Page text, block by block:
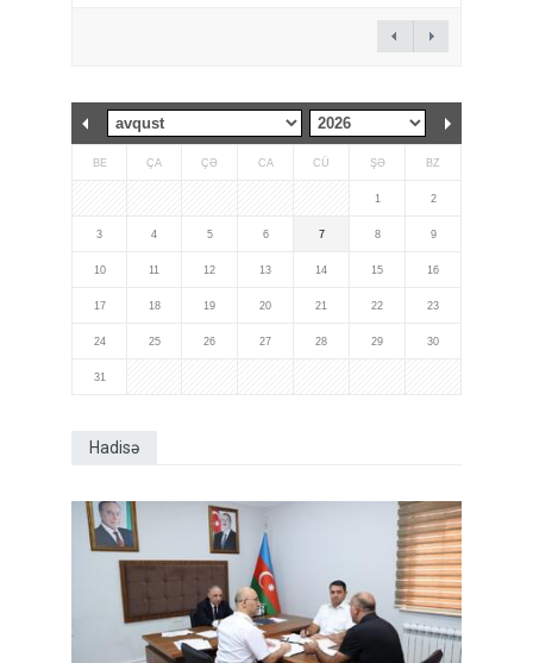
BE ÇA ÇƏ CA CÜ ŞƏ BZ
1 2
3 4 5 6 7 8 9
10 11 12 13 14 15 16
17 18 19 20 21 22 23
24 25 26 27 28 29 30
31
Hadisə